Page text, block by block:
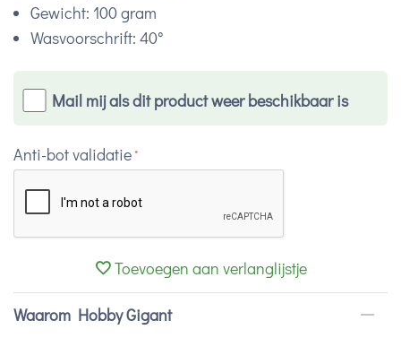
Gewicht: 100 gram
Wasvoorschrift: 40°
Mail mij als dit product weer beschikbaar is
Anti-bot validatie
Toevoegen aan verlanglijstje
Waarom Hobby Gigant